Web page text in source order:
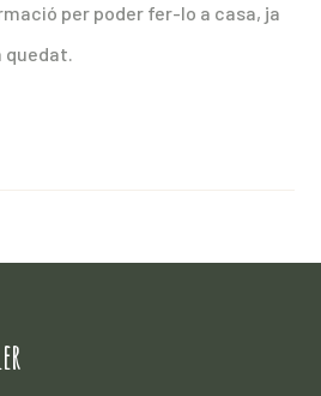
per poder fer-lo a casa, ja
quedat.